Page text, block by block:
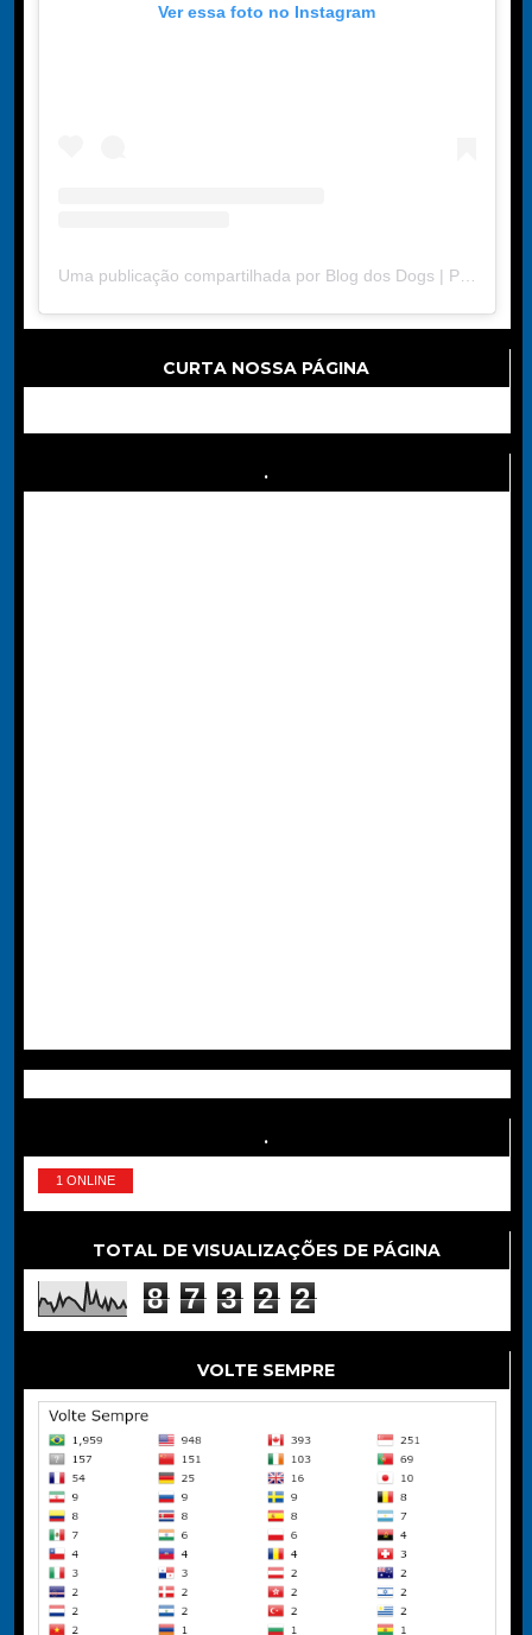
Ver essa foto no Instagram
Uma publicação compartilhada por Blog dos Dogs | Portal de Dicas (@blogdosdogs2024)
CURTA NOSSA PÁGINA
.
.
1 ONLINE
TOTAL DE VISUALIZAÇÕES DE PÁGINA
8 7 3 2 2
VOLTE SEMPRE